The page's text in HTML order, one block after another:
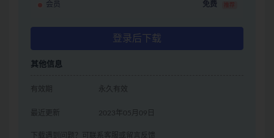
会员 免费 推荐
登录后下载
其他信息
有效期 永久有效
最近更新 2023年05月09日
下载遇到问题？可联系客服或留言反馈